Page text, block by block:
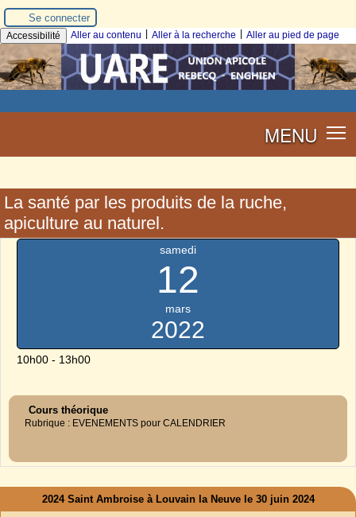
Se connecter
Accessibilité Aller au contenu Aller à la recherche Aller au pied de page
MENU
La santé par les produits de la ruche,
apiculture au naturel.
samedi
12
mars
2022
10h00 - 13h00
Cours théorique
Rubrique : EVENEMENTS pour CALENDRIER
2024 Saint Ambroise à Louvain la Neuve le 30 juin 2024